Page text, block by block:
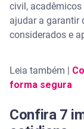
civil,
ajudar a garantir
considerados e
Leia também |
forma segura
Confira 7